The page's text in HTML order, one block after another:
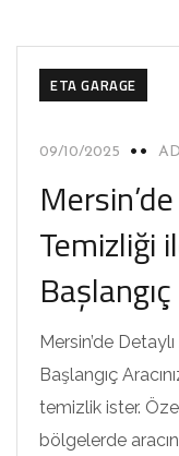
ETA GARAGE
09/10/2025
Temizliği
Başlangıç
Mersin’de
Başlangıç
temizlik ister.
bölgelerde